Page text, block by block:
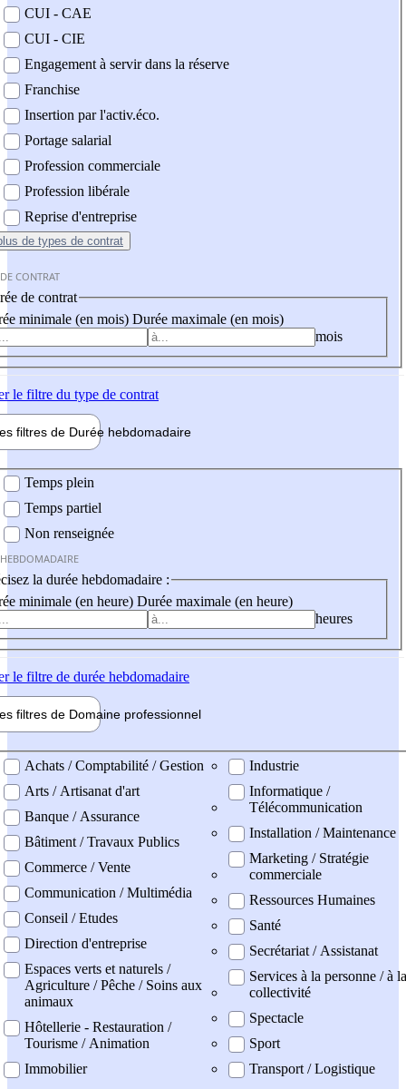
CUI - CAE
CUI - CIE
Engagement à servir dans la réserve
Franchise
Insertion par l'activ.éco.
Portage salarial
Profession commerciale
Profession libérale
Reprise d'entreprise
de types de contrat
CONTRAT
de contrat
minimale (en mois) Durée maximale (en mois)
mois
le filtre du type de contrat
filtres de Durée hebdomadaire
Temps plein
Temps partiel
Non renseignée
la durée hebdomadaire :
minimale (en heure) Durée maximale (en heure)
heures
le filtre de durée hebdomadaire
filtres de Domaine professionnel
professionel
Achats / Comptabilité / Gestion
Arts / Artisanat d'art
Banque / Assurance
Bâtiment / Travaux Publics
Commerce / Vente
Communication / Multimédia
Conseil / Etudes
Direction d'entreprise
Espaces verts et naturels /
Agriculture / Pêche / Soins aux
animaux
Hôtellerie - Restauration /
Tourisme / Animation
Immobilier
Industrie
Informatique /
Télécommunication
Installation / Maintenance
Marketing / Stratégie
commerciale
Ressources Humaines
Santé
Secrétariat / Assistanat
Services à la personne / à la
collectivité
Spectacle
Sport
Transport / Logistique